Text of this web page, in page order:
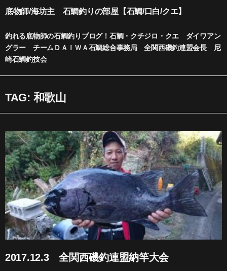
内
容
ス
キ
プ
底物師/海坊主 石鯛釣りの部屋【石鯛/口白/クエ】
釣れる底物師の石鯛釣りブログ！石鯛・クチジロ・クエ ダイワアン
グラー チームＤＡＩＷＡ石鯛総合事務局 全関西磯釣連盟会長 尼
崎石鯛釣技会
TAG: 和歌山
2017.12.3 全関西磯釣連盟納竿大会